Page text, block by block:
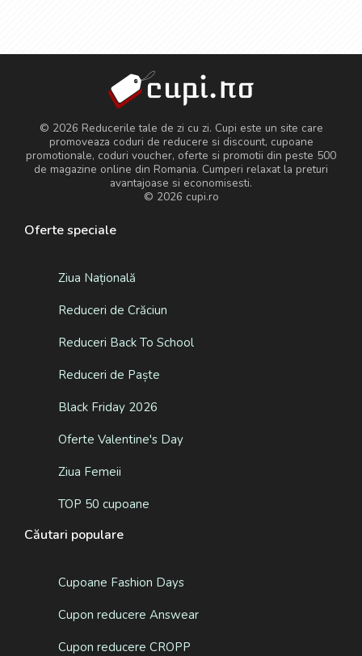
© 2026 Reducerile tale de zi cu zi. Cupi este un site care
promoveaza coduri de reducere si discount, cupoane
promotionale, coduri voucher, oferte si promotii din peste 500
de magazine online din Romania. Cumperi relaxat la preturi
avantajoase si economisesti.
© 2026 cupi.ro
Oferte speciale
Ziua Națională
Reduceri de Crăciun
Reduceri Back To School
Reduceri de Paște
Black Friday 2026
Oferte Valentine's Day
Ziua Femeii
TOP 50 cupoane
Căutari populare
Cupoane Fashion Days
Cupon reducere Answear
Cupon reducere CROPP